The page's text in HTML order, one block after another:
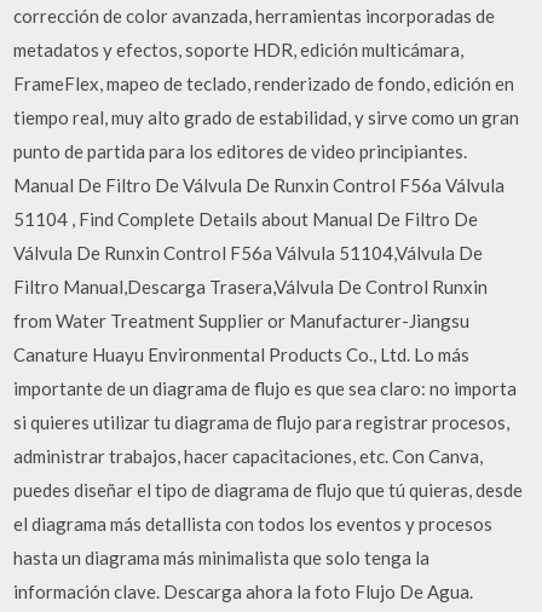
corrección de color avanzada, herramientas incorporadas de
metadatos y efectos, soporte HDR, edición multicámara,
FrameFlex, mapeo de teclado, renderizado de fondo, edición en
tiempo real, muy alto grado de estabilidad, y sirve como un gran
punto de partida para los editores de video principiantes.
Manual De Filtro De Válvula De Runxin Control F56a Válvula
51104 , Find Complete Details about Manual De Filtro De
Válvula De Runxin Control F56a Válvula 51104,Válvula De
Filtro Manual,Descarga Trasera,Válvula De Control Runxin
from Water Treatment Supplier or Manufacturer-Jiangsu
Canature Huayu Environmental Products Co., Ltd. Lo más
importante de un diagrama de flujo es que sea claro: no importa
si quieres utilizar tu diagrama de flujo para registrar procesos,
administrar trabajos, hacer capacitaciones, etc. Con Canva,
puedes diseñar el tipo de diagrama de flujo que tú quieras, desde
el diagrama más detallista con todos los eventos y procesos
hasta un diagrama más minimalista que solo tenga la
información clave. Descarga ahora la foto Flujo De Agua.